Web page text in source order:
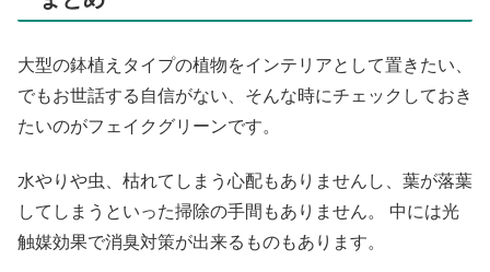
大型の鉢植えタイプの植物をインテリアとして置きたい、
でもお世話する自信がない、そんな時にチェックしておき
たいのがフェイクグリーンです。
水やりや虫、枯れてしまう心配もありませんし、葉が落葉
してしまうといった掃除の手間もありません。 中には光
触媒効果で消臭対策が出来るものもあります。